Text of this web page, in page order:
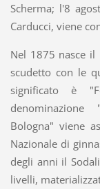
Scherma; l'8
Carducci, viene
Nel 1875 nasce
scudetto con le
significato è
denominazione
Bologna" viene
Nazionale di
degli anni il
livelli,